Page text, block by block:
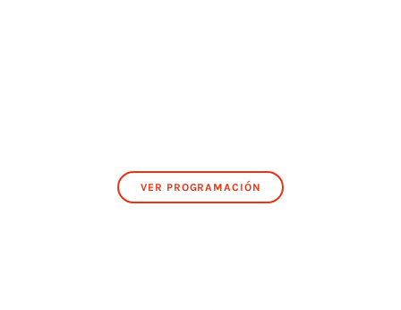
VER PROGRAMACIÓN